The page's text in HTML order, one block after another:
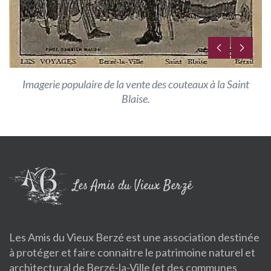
Imagerie populaire de la vente des couteaux à la Saint
Blaise.
Les Amis du Vieux Berzé
Les Amis du Vieux Berzé est une association destinée
à protéger et faire connaitre le patrimoine naturel et
architectural de Berzé-la-Ville (et des communes